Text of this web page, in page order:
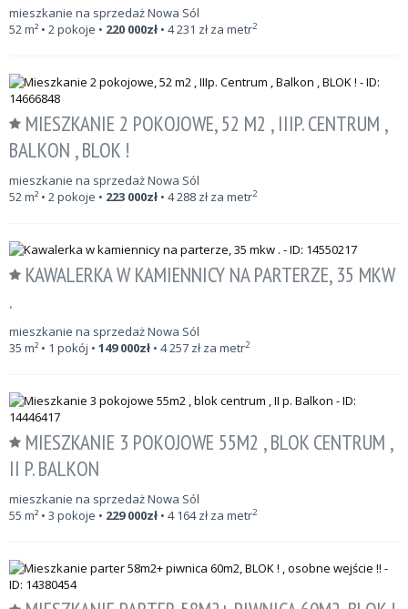
mieszkanie na sprzedaż Nowa Sól
52m² • 2 pokoje • 220 000zł • 4 231 zł za metr2
MIESZKANIE 2 POKOJOWE, 52 M2 , IIIP. CENTRUM ,
BALKON , BLOK !
mieszkanie na sprzedaż Nowa Sól
52m² • 2 pokoje • 223 000zł • 4 288 zł za metr2
KAWALERKA W KAMIENNICY NA PARTERZE, 35 MKW
.
mieszkanie na sprzedaż Nowa Sól
35 m² • 1 pokój • 149 000zł • 4 257 zł za metr2
MIESZKANIE 3 POKOJOWE 55M2 , BLOK CENTRUM ,
II P. BALKON
mieszkanie na sprzedaż Nowa Sól
55 m² • 3 pokoje • 229 000zł • 4 164zł za metr2